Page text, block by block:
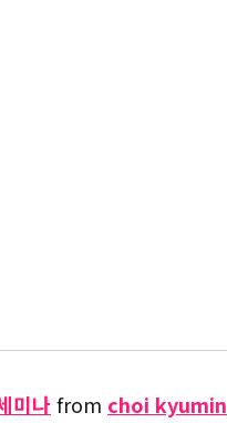
미나 from choi kyumin